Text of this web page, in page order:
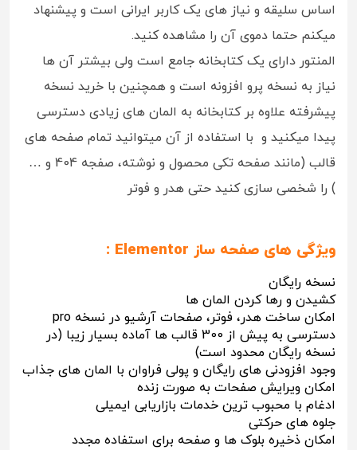
اساس سلیقه و نیاز های یک کاربر ایرانی است و پیشنهاد
میکنم حتما دموی آن را مشاهده کنید.
المنتور دارای یک کتابخانه جامع است ولی بیشتر آن ها
نیاز به نسخه پرو افزونه است و همچنین با خرید نسخه
پیشرفته علاوه بر کتابخانه به المان های زیادی دسترسی
پیدا میکنید و با استفاده از آن میتوانید تمام صفحه های
قالب (مانند صفحه تکی محصول و نوشته، صفجه 404 و …
) را شخصی سازی کنید حتی هدر و فوتر
ویژگی های صفحه ساز Elementor :
نسخه رایگان
کشیدن و رها کردن المان ها
امکان ساخت هدر، فوتر، صفحات آرشیو در نسخه pro
دسترسی به پیش از 300 قالب ها آماده بسیار زیبا (در
نسخه رایگان محدود است)
وجود افزودنی های رایگان و پولی فراوان با المان های جذاب
امکان ویرایش صفحات به صورت زنده
ادغام با محبوب ترین خدمات بازاریابی ایمیلی
جلوه های حرکتی
امکان ذخیره بلوک ها و صفحه برای استفاده مجدد